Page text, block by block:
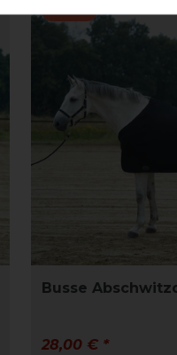
Busse
28,00 € *